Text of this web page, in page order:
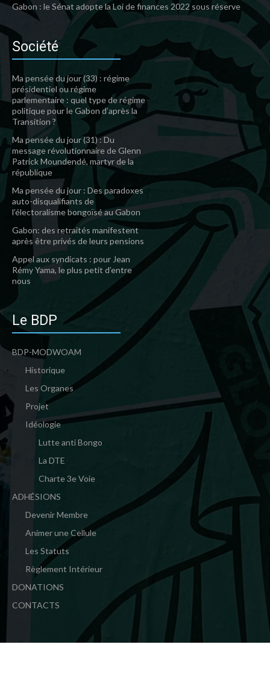
Gabon : le Sénat adopte la Loi de finances 2022 sous réserve
Société
Ma pensée du jour (33) : régime
présidentiel ou régime
parlementaire : quel type de régime
politique pour le Gabon d’après la
Transition ?
Ma pensée du jour (31) : Du
message révolutionnaire de Glenn
Patrick Moundendé, martyr de la
république
Ma pensée du jour : Des paradoxes
auto-disqualifiants de
l’électoralisme bongoïsé au Gabon
Gabon: des retraités manifestent
après être privés de leurs pensions
Appel aux syndicats : pour Jean
Rémy Yama, le plus petit d’entre
nous
Le BDP
BDP-MODWOAM
Historique
Les Organes
Projet
Idéologie
Lutte anti Bongo
La DTE
Charte 3e Voie
ADHÉSIONS
Devenir Membre
Animer une Cellule
Les Statuts
Règlement Intérieur
DONATIONS
CONTACTS